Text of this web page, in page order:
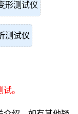
形测试仪
测试仪
。